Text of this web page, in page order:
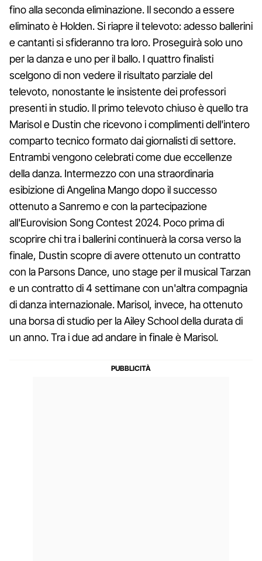
fino alla seconda eliminazione. Il secondo a essere
eliminato è Holden. Si riapre il televoto: adesso ballerini
e cantanti si sfideranno tra loro. Proseguirà solo uno
per la danza e uno per il ballo. I quattro finalisti
scelgono di non vedere il risultato parziale del
televoto, nonostante le insistente dei professori
presenti in studio. Il primo televoto chiuso è quello tra
Marisol e Dustin che ricevono i complimenti dell'intero
comparto tecnico formato dai giornalisti di settore.
Entrambi vengono celebrati come due eccellenze
della danza. Intermezzo con una straordinaria
esibizione di Angelina Mango dopo il successo
ottenuto a Sanremo e con la partecipazione
all'Eurovision Song Contest 2024. Poco prima di
scoprire chi tra i ballerini continuerà la corsa verso la
finale, Dustin scopre di avere ottenuto un contratto
con la Parsons Dance, uno stage per il musical Tarzan
e un contratto di 4 settimane con un'altra compagnia
di danza internazionale. Marisol, invece, ha ottenuto
una borsa di studio per la Ailey School della durata di
un anno. Tra i due ad andare in finale è Marisol.